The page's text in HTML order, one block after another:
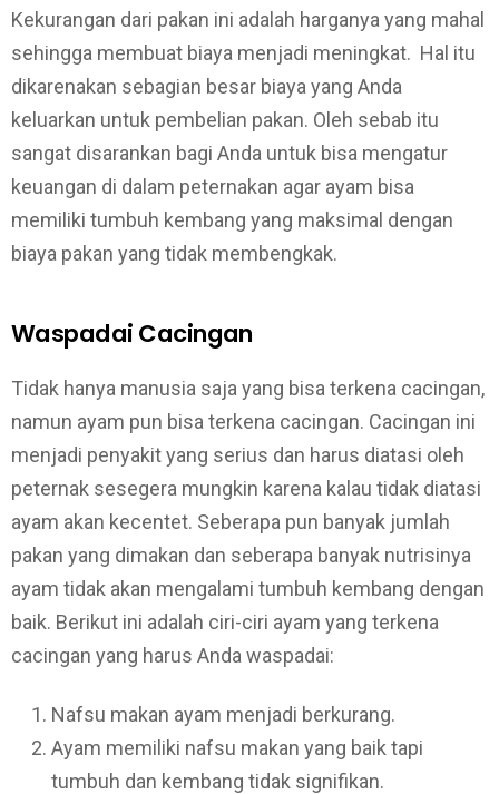
Kekurangan dari pakan ini adalah harganya yang mahal
sehingga membuat biaya menjadi meningkat. Hal itu
dikarenakan sebagian besar biaya yang Anda
keluarkan untuk pembelian pakan. Oleh sebab itu
sangat disarankan bagi Anda untuk bisa mengatur
keuangan di dalam peternakan agar ayam bisa
memiliki tumbuh kembang yang maksimal dengan
biaya pakan yang tidak membengkak.
Waspadai Cacingan
Tidak hanya manusia saja yang bisa terkena cacingan,
namun ayam pun bisa terkena cacingan. Cacingan ini
menjadi penyakit yang serius dan harus diatasi oleh
peternak sesegera mungkin karena kalau tidak diatasi
ayam akan kecentet. Seberapa pun banyak jumlah
pakan yang dimakan dan seberapa banyak nutrisinya
ayam tidak akan mengalami tumbuh kembang dengan
baik. Berikut ini adalah ciri-ciri ayam yang terkena
cacingan yang harus Anda waspadai:
Nafsu makan ayam menjadi berkurang.
Ayam memiliki nafsu makan yang baik tapi
tumbuh dan kembang tidak signifikan.